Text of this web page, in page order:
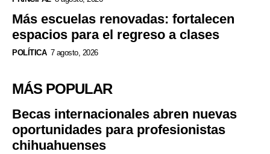
Más escuelas renovadas: fortalecen
espacios para el regreso a clases
POLÍTICA 7 agosto, 2026
MÁS POPULAR
Becas internacionales abren nuevas
oportunidades para profesionistas
chihuahuenses